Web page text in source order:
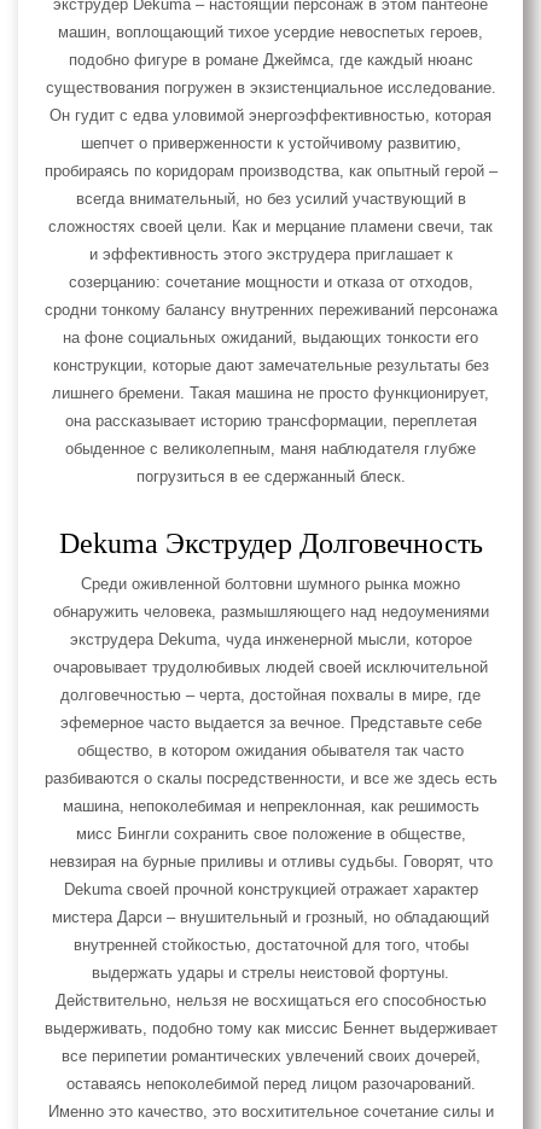
экструдер Dekuma – настоящий персонаж в этом пантеоне
машин, воплощающий тихое усердие невоспетых героев,
подобно фигуре в романе Джеймса, где каждый нюанс
существования погружен в экзистенциальное исследование.
Он гудит с едва уловимой энергоэффективностью, которая
шепчет о приверженности к устойчивому развитию,
пробираясь по коридорам производства, как опытный герой –
всегда внимательный, но без усилий участвующий в
сложностях своей цели. Как и мерцание пламени свечи, так
и эффективность этого экструдера приглашает к
созерцанию: сочетание мощности и отказа от отходов,
сродни тонкому балансу внутренних переживаний персонажа
на фоне социальных ожиданий, выдающих тонкости его
конструкции, которые дают замечательные результаты без
лишнего бремени. Такая машина не просто функционирует,
она рассказывает историю трансформации, переплетая
обыденное с великолепным, маня наблюдателя глубже
погрузиться в ее сдержанный блеск.
Dekuma Экструдер Долговечность
Среди оживленной болтовни шумного рынка можно
обнаружить человека, размышляющего над недоумениями
экструдера Dekuma, чуда инженерной мысли, которое
очаровывает трудолюбивых людей своей исключительной
долговечностью – черта, достойная похвалы в мире, где
эфемерное часто выдается за вечное. Представьте себе
общество, в котором ожидания обывателя так часто
разбиваются о скалы посредственности, и все же здесь есть
машина, непоколебимая и непреклонная, как решимость
мисс Бингли сохранить свое положение в обществе,
невзирая на бурные приливы и отливы судьбы. Говорят, что
Dekuma своей прочной конструкцией отражает характер
мистера Дарси – внушительный и грозный, но обладающий
внутренней стойкостью, достаточной для того, чтобы
выдержать удары и стрелы неистовой фортуны.
Действительно, нельзя не восхищаться его способностью
выдерживать, подобно тому как миссис Беннет выдерживает
все перипетии романтических увлечений своих дочерей,
оставаясь непоколебимой перед лицом разочарований.
Именно это качество, это восхитительное сочетание силы и